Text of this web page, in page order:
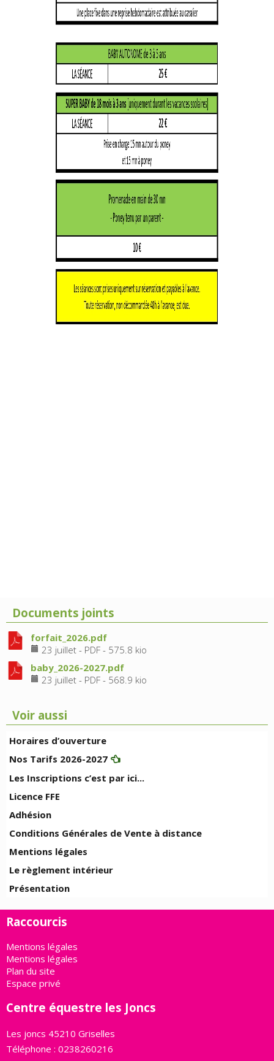
Documents joints
forfait_2026.pdf
23 juillet - PDF - 575.8 kio
baby_2026-2027.pdf
23 juillet - PDF - 568.9 kio
Voir aussi
Horaires d’ouverture
Nos Tarifs 2026-2027
Les Inscriptions c’est par ici...
Licence FFE
Adhésion
Conditions Générales de Vente à distance
Mentions légales
Le règlement intérieur
Présentation
Raccourcis
Mentions légales
Mentions légales
Plan du site
Espace privé
Centre équestre les Joncs
Les joncs 45210 Griselles
Téléphone : 0238260216